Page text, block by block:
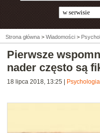
Strona główna > Wiadomości >
Pierwsze
nader często są
18 lipca 2018, 13:25 Psychologia